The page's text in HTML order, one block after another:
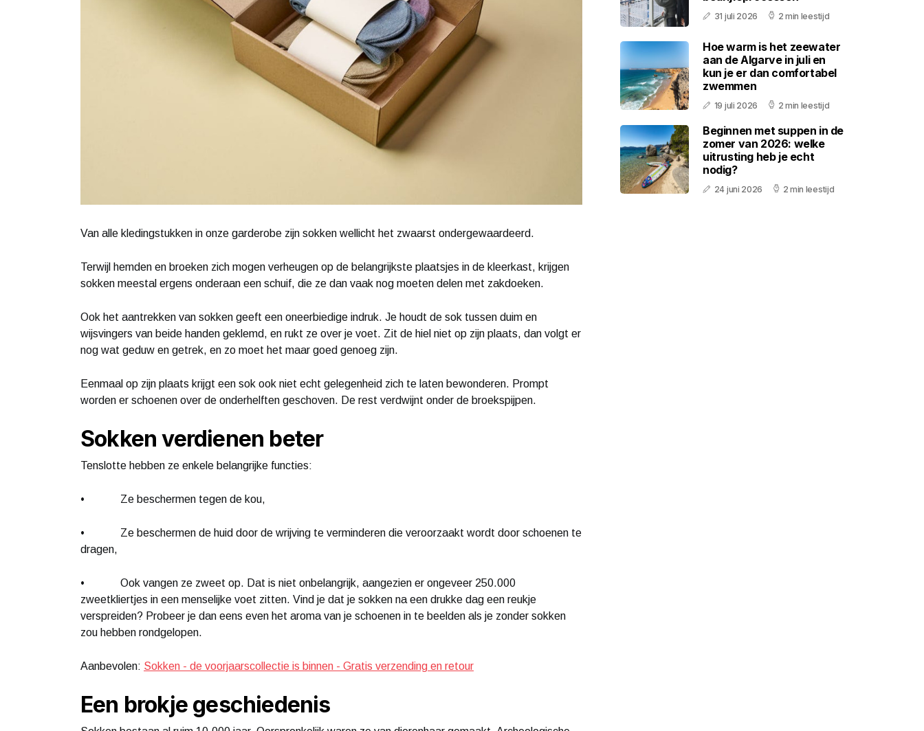
Van alle kledingstukken in onze garderobe zijn sokken wellicht het zwaarst ondergewaardeerd.
Terwijl hemden en broeken zich mogen verheugen op de belangrijkste plaatsjes in de kleerkast, krijgen
sokken meestal ergens onderaan een schuif, die ze dan vaak nog moeten delen met zakdoeken.
Ook het aantrekken van sokken geeft een oneerbiedige indruk. Je houdt de sok tussen duim en
wijsvingers van beide handen geklemd, en rukt ze over je voet. Zit de hiel niet op zijn plaats, dan volgt er
nog wat geduw en getrek, en zo moet het maar goed genoeg zijn.
Eenmaal op zijn plaats krijgt een sok ook niet echt gelegenheid zich te laten bewonderen. Prompt
worden er schoenen over de onderhelften geschoven. De rest verdwijnt onder de broekspijpen.
Sokken verdienen beter
Tenslotte hebben ze enkele belangrijke functies:
• Ze beschermen tegen de kou,
• Ze beschermen de huid door de wrijving te verminderen die veroorzaakt wordt door schoenen te
dragen,
• Ook vangen ze zweet op. Dat is niet onbelangrijk, aangezien er ongeveer 250.000
zweetkliertjes in een menselijke voet zitten. Vind je dat je sokken na een drukke dag een reukje
verspreiden? Probeer je dan eens even het aroma van je schoenen in te beelden als je zonder sokken
zou hebben rondgelopen.
Aanbevolen: Sokken - de voorjaarscollectie is binnen - Gratis verzending en retour
Een brokje geschiedenis
31 juli 2026 2 min leestijd
Hoe warm is het zeewater
aan de Algarve in juli en
kun je er dan comfortabel
zwemmen
19 juli 2026 2 min leestijd
Beginnen met suppen in de
zomer van 2026: welke
uitrusting heb je echt
nodig?
24 juni 2026 2 min leestijd